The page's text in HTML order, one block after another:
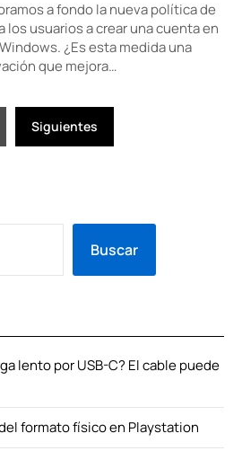
a fondo la nueva política de
los usuarios a crear una cuenta en
¿Es esta medida una
que mejora…
Siguientes
Buscar
lento por USB-C? El cable puede
formato físico en Playstation